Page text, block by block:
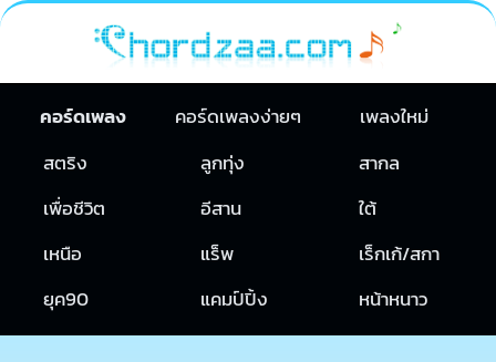
คอร์ดเพลง คอร์ดเพลงง่ายๆ
เพลงใหม่
สตริง
ลูกทุ่ง
สากล
เพื่อชีวิต
อีสาน
ใต้
เหนือ
แร็พ
เร็กเก้/สกา
ยุค90
แคมป์ปิ้ง หน้าหนาว